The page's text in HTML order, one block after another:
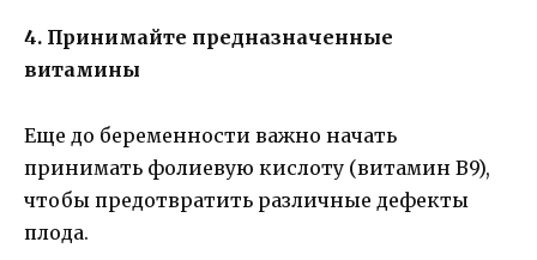
4. Принимайте предназначенные
витамины
Еще до беременности важно начать
принимать фолиевую кислоту (витамин В9),
чтобы предотвратить различные дефекты
плода.